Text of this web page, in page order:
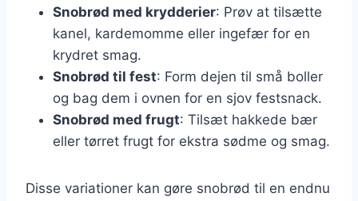
Snobrød med krydderier: Prøv at tilsætte
kanel, kardemomme eller ingefær for en
krydret smag.
Snobrød til fest: Form dejen til små boller
og bag dem i ovnen for en sjov festsnack.
Snobrød med frugt: Tilsæt hakkede bær
eller tørret frugt for ekstra sødme og smag.
Disse variationer kan gøre snobrød til en endnu